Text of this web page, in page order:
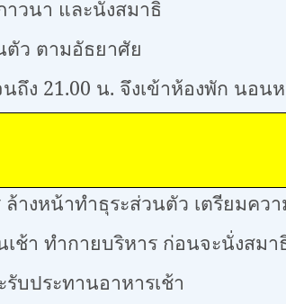
และนั่งสมาธิ
ามอัธยาศัย
น. จึงเข้าห้องพัก นอนหลั
ปฏิบั
าทำธุระส่วนตัว เตรียมควา
กายบริหาร ก่อนจะนั่งสมาธิ
ะทานอาหารเช้า